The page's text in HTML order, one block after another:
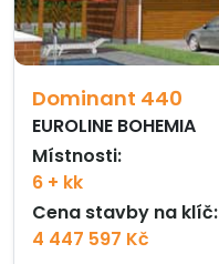
Dominant 440
EUROLINE BOHEMIA
Místnosti:
6 + kk
Cena stavby na klíč:
4 447 597 Kč